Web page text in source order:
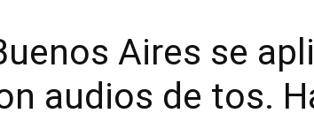
Aires se
audios de tos.